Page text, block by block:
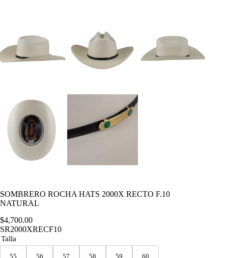
SOMBRERO ROCHA HATS 2000X RECTO F.10
NATURAL
$4,700.00
SR2000XRECF10
Talla
55 56 57 58 59 60